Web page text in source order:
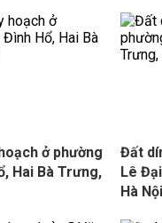
ở phường
Hai Bà Trưng,
Đất
Lê
Hà Nội